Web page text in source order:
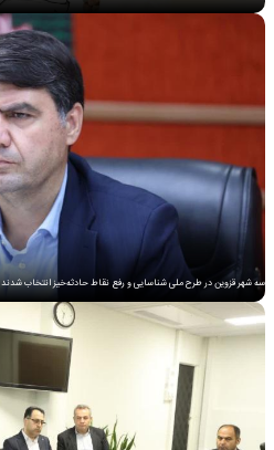
سه شهر قزوین در طرح ملی شناسایی و رفع نقاط حادثه‌خیز انتخاب شدند